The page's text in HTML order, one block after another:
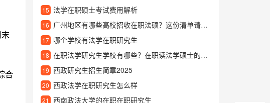
合
15 法学在职硕士考试费用解析
16 广州地区有哪些高校招收在职法硕？这份清单请收好
17 哪个学校有法学在职研究生
18 在职法学研究生学校有哪些？在职读法学硕士的5大推荐院校
19 西政研究生招生简章2025
20 西政法学在职研究生怎么样
21 西南政法大学的在职在职研究生